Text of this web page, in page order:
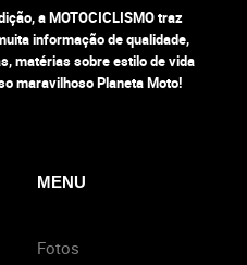
a MOTOCICLISMO traz
informação de qualidade,
matérias sobre estilo de vida
maravilhoso Planeta Moto!
MENU
Fotos